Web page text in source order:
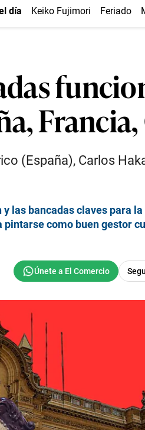
día Keiko Fujimori Feriado
(España), Carlos
las bancadas claves para
como buen gestor